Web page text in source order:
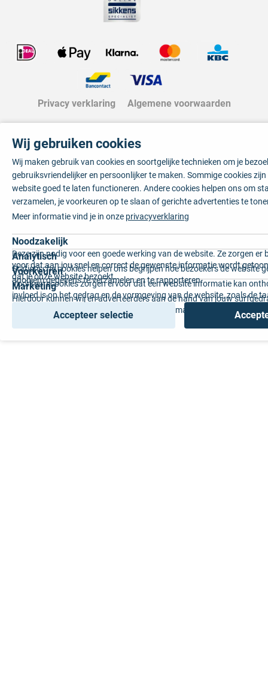
Privacy verklaring Algemene voorwaarden
Wij gebruiken cookies
Wij maken gebruik van cookies en soortgelijke technieken om je
gebruiksvriendelijker en persoonlijker te maken. Sommige cookies
website goed te laten functioneren. Andere cookies helpen ons om
verzamelen, je voorkeuren op te slaan of gerichte advertenties te
Meer informatie vind je in onze privacyverklaring
Noodzakelijk
Deze zijn nodig voor een goede werking van de website. Ze zorgen er
voor dat aan jou snel en correct de gewenste informatie wordt
dat je onze website bezoekt.
Analytisch
Statistische cookies helpen ons begrijpen hoe bezoekers de website
anoniem gegevens te verzamelen en te rapporteren.
Voorkeuren
Voorkeurscookies zorgen ervoor dat een website informatie kan
invloed is op het gedrag en de vormgeving van de website, zoals de
Marketing
Hierdoor kunnen wij en adverteerders aan de hand van jouw
gepersonaliseerde online advertenties en op maat gemaakte content
Accepteer selectie